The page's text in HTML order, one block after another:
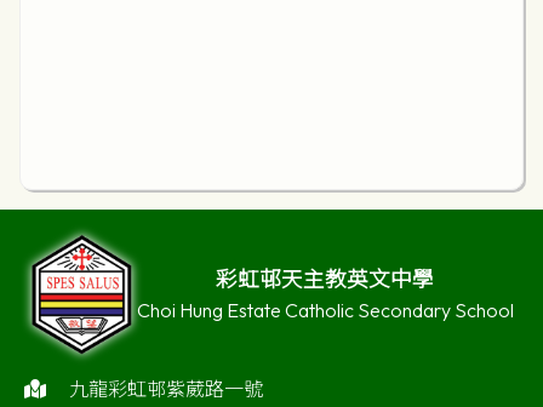
彩虹邨天主教英文中學
Choi Hung Estate Catholic Secondary School
九龍彩虹邨紫葳路一號